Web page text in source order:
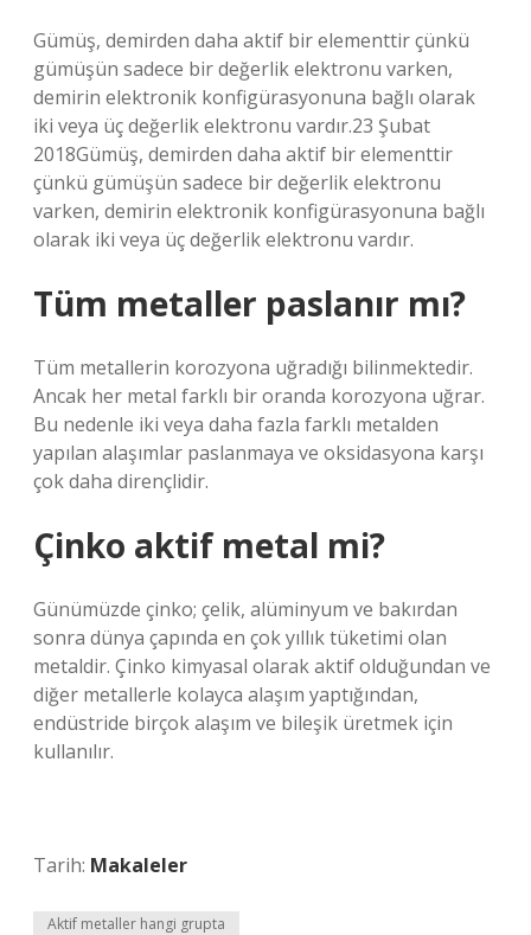
Gümüş, demirden daha aktif bir elementtir çünkü
gümüşün sadece bir değerlik elektronu varken,
demirin elektronik konfigürasyonuna bağlı olarak
iki veya üç değerlik elektronu vardır.23 Şubat
2018Gümüş, demirden daha aktif bir elementtir
çünkü gümüşün sadece bir değerlik elektronu
varken, demirin elektronik konfigürasyonuna bağlı
olarak iki veya üç değerlik elektronu vardır.
Tüm metaller paslanır mı?
Tüm metallerin korozyona uğradığı bilinmektedir.
Ancak her metal farklı bir oranda korozyona uğrar.
Bu nedenle iki veya daha fazla farklı metalden
yapılan alaşımlar paslanmaya ve oksidasyona karşı
çok daha dirençlidir.
Çinko aktif metal mi?
Günümüzde çinko; çelik, alüminyum ve bakırdan
sonra dünya çapında en çok yıllık tüketimi olan
metaldir. Çinko kimyasal olarak aktif olduğundan ve
diğer metallerle kolayca alaşım yaptığından,
endüstride birçok alaşım ve bileşik üretmek için
kullanılır.
Tarih: Makaleler
Aktif metaller hangi grupta